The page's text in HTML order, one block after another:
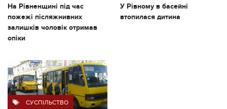
На Рівненщині під час
пожежі післяжнивних
залишків чоловік отримав
опіки
У Рівному в басейні
втопилася дитина
СУСПІЛЬСТВО